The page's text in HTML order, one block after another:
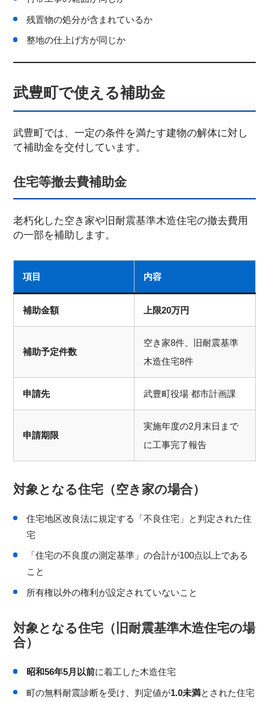
残置物の処分が含まれているか
整地の仕上げ方が同じか
武豊町で使える補助金
武豊町では、一定の条件を満たす建物の解体に対し
て補助金を交付しています。
住宅等撤去費補助金
老朽化した空き家や旧耐震基準木造住宅の撤去費用
の一部を補助します。
項目 内容
補助金額 上限20万円
補助予定件数
空き家8件、旧耐震基準
木造住宅8件
申請先 武豊町役場 都市計画課
申請期限
実施年度の2月末日まで
に工事完了報告
対象となる住宅（空き家の場合）
住宅地区改良法に規定する「不良住宅」と判定された住
宅
「住宅の不良度の測定基準」の合計が100点以上である
こと
所有権以外の権利が設定されていないこと
対象となる住宅（旧耐震基準木造住宅の場
合）
昭和56年5月以前に着工した木造住宅
町の無料耐震診断を受け、判定値が1.0未満とされた住宅